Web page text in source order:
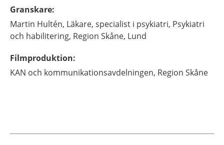
Granskare:
Martin Hultén, Läkare, specialist i psykiatri, Psykiatri
och habilitering, Region Skåne, Lund
Filmproduktion:
KAN och kommunikationsavdelningen, Region Skåne